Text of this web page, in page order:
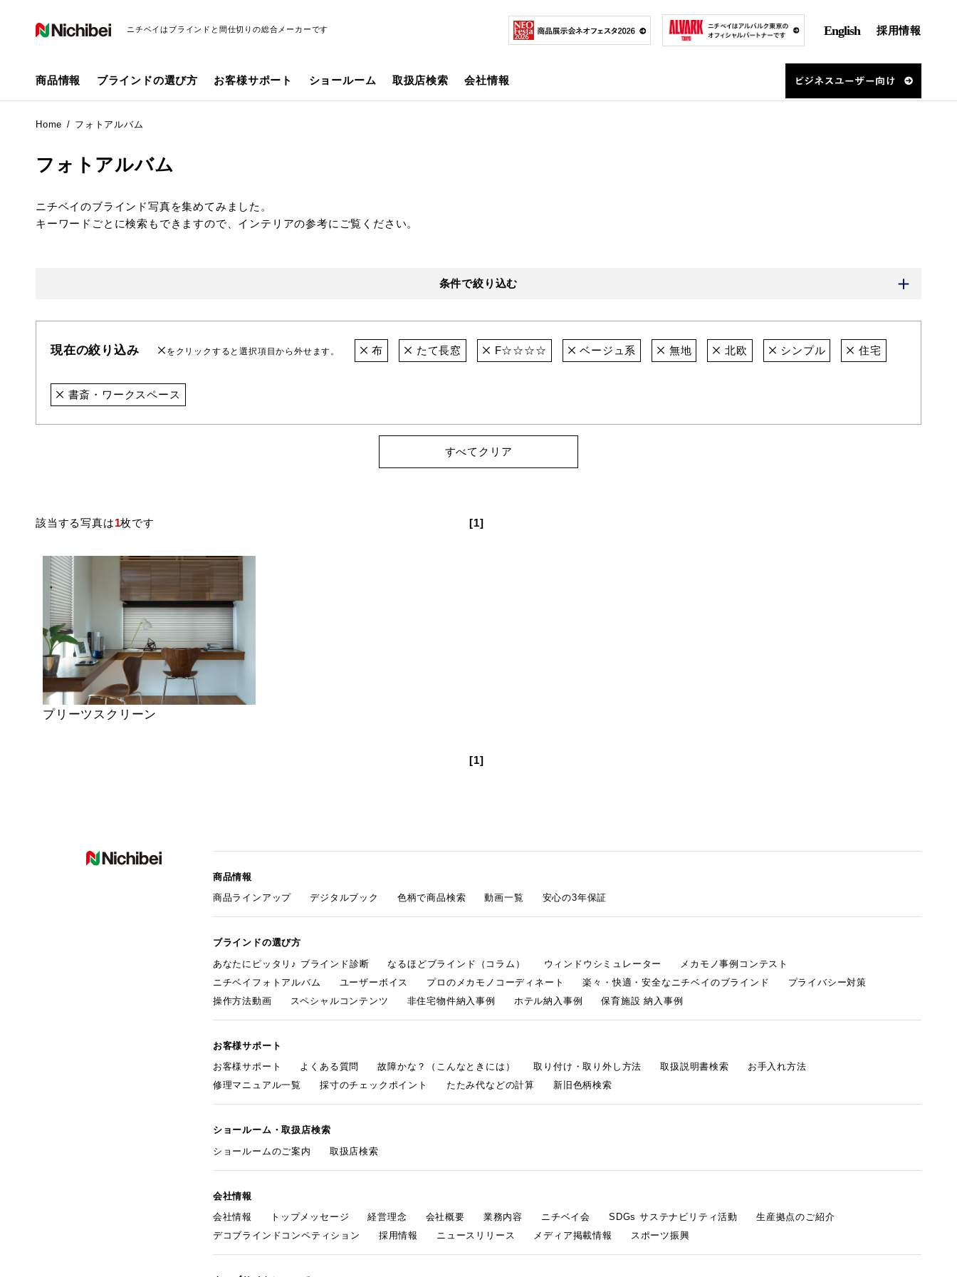
ニチベイはブラインドと間仕切りの総合メーカーです English 採用情報
商品情報 ブラインドの選び方 お客様サポート ショールーム 取扱店検索 会社情報
Home フォトアルバム
フォトアルバム
ニチベイのブラインド写真を集めてみました。
キーワードごとに検索もできますので、インテリアの参考にご覧ください。
条件で絞り込む
現在の絞り込み をクリックすると選択項目から外せます。 布 たて長窓 F☆☆☆☆ ベージュ系 無地 北欧 シンプル 住宅
書斎・ワークスペース
すべてクリア
該当する写真は1枚です [1]
プリーツスクリーン
[1]
商品情報
商品ラインアップ
デジタルブック 色柄で商品検索 動画一覧 安心の3年保証
ブラインドの選び方
あなたにピッタリ♪ ブラインド診断
なるほどブラインド（コラム） ウィンドウシミュレーター
メカモノ事例コンテスト
ニチベイフォトアルバム
ユーザーボイス プロのメカモノコーディネート 楽々・快適・安全なニチベイのブラインド
プライバシー対策
操作方法動画
スペシャルコンテンツ 非住宅物件納入事例 ホテル納入事例 保育施設 納入事例
お客様サポート
お客様サポート
よくある質問 故障かな？（こんなときには） 取り付け・取り外し方法 取扱説明書検索
お手入れ方法
修理マニュアル一覧
採寸のチェックポイント たたみ代などの計算 新旧色柄検索
ショールーム・取扱店検索
ショールームのご案内
取扱店検索
会社情報
会社情報
トップメッセージ 経営理念 会社概要 業務内容 ニチベイ会 SDGs サステナビリティ活動
生産拠点のご紹介
デコブラインドコンペティション
採用情報 ニュースリリース メディア掲載情報 スポーツ振興